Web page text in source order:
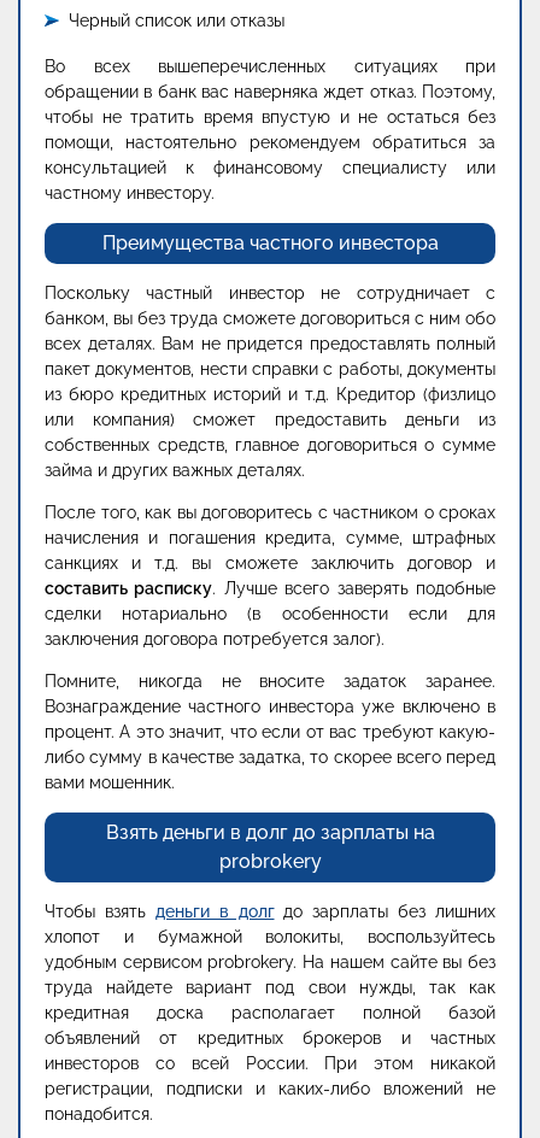
Черный список или отказы
Во всех вышеперечисленных ситуациях при
обращении в банк вас наверняка ждет отказ. Поэтому,
чтобы не тратить время впустую и не остаться без
помощи, настоятельно рекомендуем обратиться за
консультацией к финансовому специалисту или
частному инвестору.
Преимущества частного инвестора
Поскольку частный инвестор не сотрудничает с
банком, вы без труда сможете договориться с ним обо
всех деталях. Вам не придется предоставлять полный
пакет документов, нести справки с работы, документы
из бюро кредитных историй и т.д. Кредитор (физлицо
или компания) сможет предоставить деньги из
собственных средств, главное договориться о сумме
займа и других важных деталях.
После того, как вы договоритесь с частником о сроках
начисления и погашения кредита, сумме, штрафных
санкциях и т.д. вы сможете заключить договор и
составить расписку. Лучше всего заверять подобные
сделки нотариально (в особенности если для
заключения договора потребуется залог).
Помните, никогда не вносите задаток заранее.
Вознаграждение частного инвестора уже включено в
процент. А это значит, что если от вас требуют какую-
либо сумму в качестве задатка, то скорее всего перед
вами мошенник.
Взять деньги в долг до зарплаты на
probrokery
Чтобы взять деньги в долгдо зарплаты без лишних
хлопот и бумажной волокиты, воспользуйтесь
удобным сервисом probrokery. На нашем сайте вы без
труда найдете вариант под свои нужды, так как
кредитная доска располагает полной базой
объявлений от кредитных брокеров и частных
инвесторов со всей России. При этом никакой
регистрации, подписки и каких-либо вложений не
понадобится.